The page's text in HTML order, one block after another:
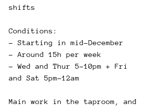
shifts
Conditions:
- Starting in mid-December
- Around 15h per week
- Wed and Thur 5-10pm + Fri
and Sat 5pm-12am
Main work in the taproom, and